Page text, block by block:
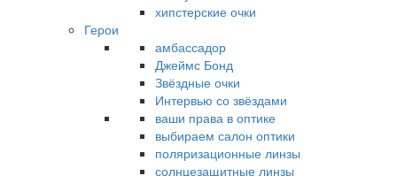
хипстерские очки
Герои
амбассадор
Джеймс Бонд
Звёздные очки
Интервью со звёздами
ваши права в оптике
выбираем салон оптики
поляризационные линзы
солнцезащитные линзы